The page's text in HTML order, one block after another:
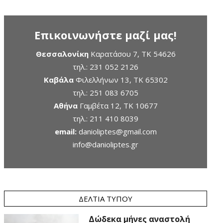
Επικοινωνήστε μαζί μας!
ΘεσσαλονίκηΚαρατάσου 7, TK 54626
τηλ.: 231 052 2126
ΚαβάλαΦιλελλήνων 13, ΤΚ 65302
τηλ.: 251 083 6705
ΑθήναΓαμβέτα 12, ΤΚ 10677
τηλ.: 211 410 8039
email: danioliptes@gmail.com
info@danioliptes.gr
ΔΕΛΤΊΑ ΤΎΠΟΥ
Δώδεκα μήνες αναστολή